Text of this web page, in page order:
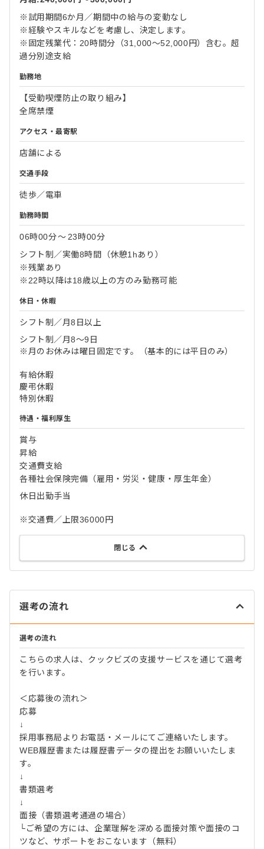
※試用期間6か月／期間中の給与の変動なし
※経験やスキルなどを考慮し、決定します。
※固定残業代：20時間分（31,000～52,000円）含む。超
過分別途支給
勤務地
【受動喫煙防止の取り組み】
全席禁煙
アクセス・最寄駅
店舗による
交通手段
徒歩／電車
勤務時間
06時00分〜 23時00分
シフト制／実働8時間（休憩1hあり）
※残業あり
※22時以降は18歳以上の方のみ勤務可能
休日・休暇
シフト制／月8日以上
シフト制／月8～9日
※月のお休みは曜日固定です。（基本的には平日のみ）
有給休暇
慶弔休暇
特別休暇
待遇・福利厚生
賞与
昇給
交通費支給
各種社会保険完備（雇用・労災・健康・厚生年金）
休日出勤手当
※交通費／上限36000円
閉じる
選考の流れ
選考の流れ
こちらの求人は、クックビズの支援サービスを通じて選考
を行います。
＜応募後の流れ＞
応募
↓
採用事務局よりお電話・メールにてご連絡いたします。
WEB履歴書または履歴書データの提出をお願いいたしま
す。
↓
書類選考
↓
面接（書類選考通過の場合）
└ご希望の方には、企業理解を深める面接対策や面接のコ
ツなど、サポートをおこないます（無料）